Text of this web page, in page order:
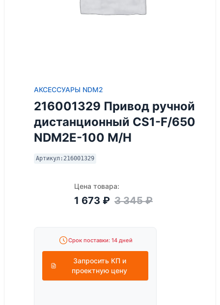
АКСЕССУАРЫ NDM2
216001329 Привод ручной
дистанционный CS1-F/650
NDM2E-100 M/H
Артикул: 216001329
Цена товара:
1 673 ₽ 3 345₽
Срок поставки: 14 дней
Запросить КП и
проектную цену